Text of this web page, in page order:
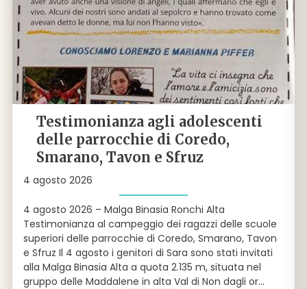
Testimonianza agli adolescenti
delle parrocchie di Coredo,
Smarano, Tavon e Sfruz
4 agosto 2026
4 agosto 2026 – Malga Binasia Ronchi Alta
Testimonianza al campeggio dei ragazzi delle scuole
superiori delle parrocchie di Coredo, Smarano, Tavon
e Sfruz Il 4 agosto i genitori di Sara sono stati invitati
alla Malga Binasia Alta a quota 2.135 m, situata nel
gruppo delle Maddalene in alta Val di Non dagli or...